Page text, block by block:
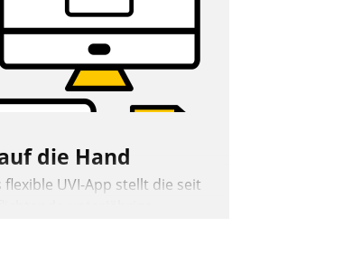
die Hand
UVI-App stellt die seit